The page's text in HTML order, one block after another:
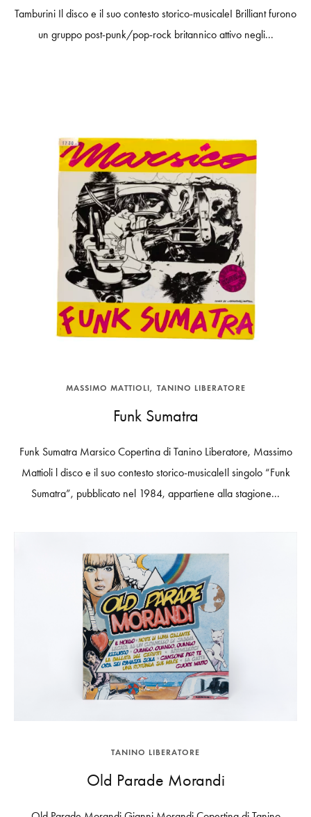
Tamburini Il disco e il suo contesto storico-musicaleI Brilliant furono
un gruppo post-punk/pop-rock britannico attivo negli...
MASSIMO MATTIOLI TANINO LIBERATORE
Funk Sumatra
Funk Sumatra Marsico Copertina di Tanino Liberatore, Massimo
Mattioli l disco e il suo contesto storico-musicaleIl singolo “Funk
Sumatra”, pubblicato nel 1984, appartiene alla stagione...
TANINO LIBERATORE
Old Parade Morandi